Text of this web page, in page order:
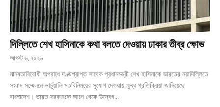
দিল্লিতে শেখ হাসিনাকে কথা বলতে দেওয়ায় ঢাকার তীব্র ক্ষোভ
আগস্ট ৬, ২০২৬
মানবতাবিরোধী অপরাধে দণ্ডপ্রাপ্ত সাবেক প্রধানমন্ত্রী শেখ হাসিনাকে ভারতের নয়াদিল্লিতে
সংবাদ সম্মেলনে ভার্চুয়ালি মতবিনিময়ের সুযোগ দেওয়ায় ক্ষুব্ধ প্রতিক্রিয়া জানিয়েছে
বাংলাদেশ। ভারত সরকারকে আগে থেকে উদ্বেগ...